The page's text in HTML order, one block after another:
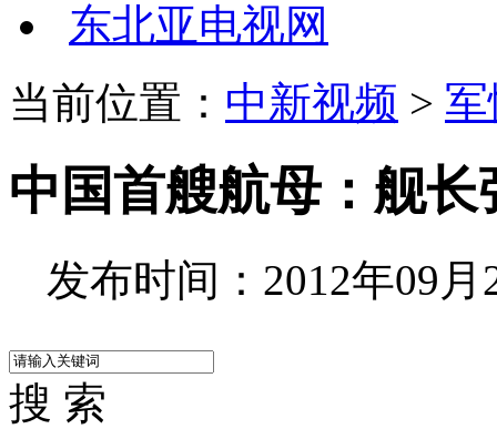
东北亚电视网
当前位置： 中新视频 >
中国首艘航母：舰长
发布时间：2012年09月
搜 索